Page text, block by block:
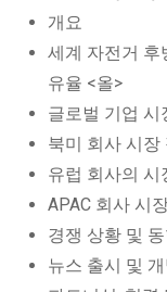
개요
세계 자전거 후
유율 <올>
글로벌 기업 시
북미 회사 시장
유럽 회사의 시
APAC 회사 시
경쟁 상황 및
뉴스 출시 및